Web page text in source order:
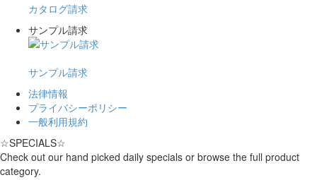
カタログ請求
サンプル請求
サンプル請求
法律情報
プライバシーポリシー
一般利用規約
☆SPECIALS☆
Check out our hand picked daily specials or browse the full product
category.